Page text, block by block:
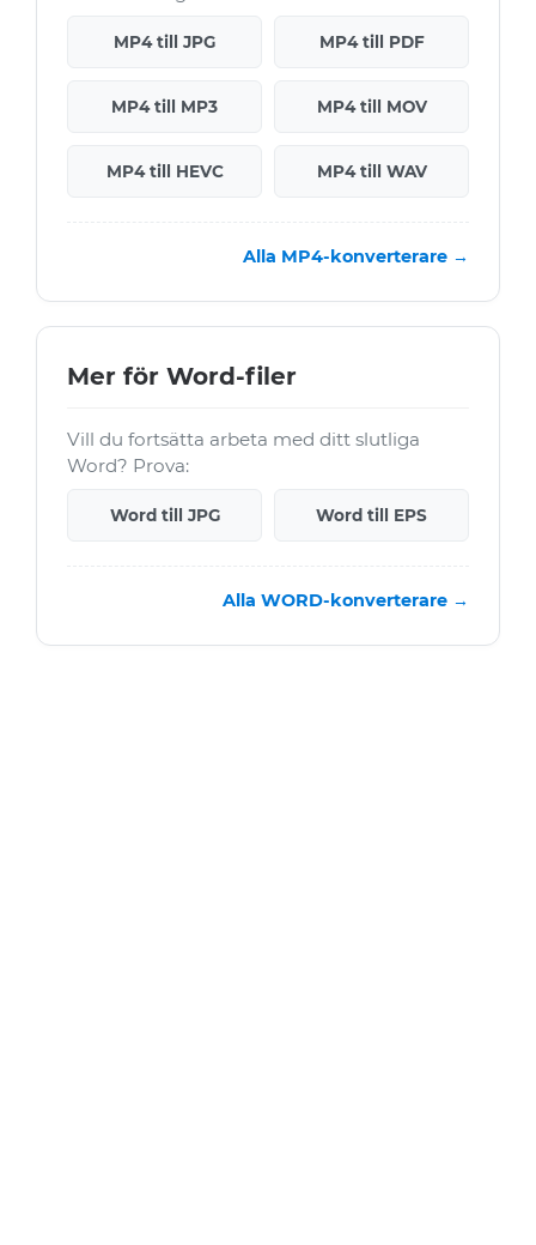
MP4 till JPG MP4 till PDF
MP4 till MP3 MP4 till MOV
MP4 till HEVC MP4 till WAV
Alla MP4-konverterare →
Mer för Word-filer
Vill du fortsätta arbeta med ditt slutliga
Word? Prova:
Word till JPG Word till EPS
Alla WORD-konverterare →